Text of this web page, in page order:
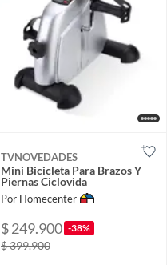
TVNOVEDADES
Mini Bicicleta Para Brazos Y
Piernas Ciclovida
Por Homecenter
$ 249.900 -38%
$ 399.900